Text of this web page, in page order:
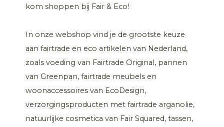
kom shoppen bij Fair & Eco!
In onze webshop vind je de grootste keuze
aan fairtrade en eco artikelen van Nederland,
zoals voeding van Fairtrade Original, pannen
van Greenpan, fairtrade meubels en
woonaccessoires van EcoDesign,
verzorgingsproducten met fairtrade arganolie,
natuurlijke cosmetica van Fair Squared, tassen,